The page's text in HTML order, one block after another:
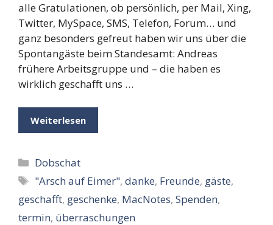
alle Gratulationen, ob persönlich, per Mail, Xing,
Twitter, MySpace, SMS, Telefon, Forum… und
ganz besonders gefreut haben wir uns über die
Spontangäste beim Standesamt: Andreas
frühere Arbeitsgruppe und – die haben es
wirklich geschafft uns …
Weiterlesen
Kategorien
Dobschat
Schlagwörter
"Arsch auf Eimer",danke, Freunde, gäste,
geschafft, geschenke, MacNotes, Spenden,
termin, überraschungen